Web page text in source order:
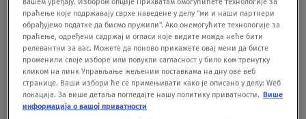
Oglas
праћење које подржавају сврхе наведене у делу "ми и наши партнери
обрађујемо податке да бисмо пружили". Ако онемогућите технологије за
праћење, одређени садржај и огласи које видите можда неће бити
релевантни за вас. Можете да поново прикажете овај мени да бисте
променили своје изборе или повукли сагласност у било ком тренутку
кликом на линк Управљање жељеним поставкама на дну ове веб
странице. Ваши избори ће се примењивати како је описано у делу: Wеб
локација. За више детаља погледајте нашу политику приватности. Више
информација о вашој приватности